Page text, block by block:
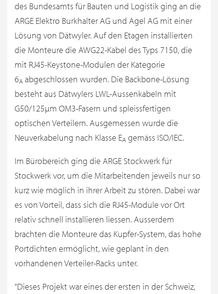
des Bundesamts für Bauten und Logistik ging an die
ARGE Elektro Burkhalter AG und Agel AG mit einer
Lösung von Dätwyler. Auf den Etagen installierten
die Monteure die AWG22-Kabel des Typs 7150, die
mit RJ45-Keystone-Modulen der Kategorie
6A abgeschlossen wurden. Die Backbone-Lösung
besteht aus Dätwylers LWL-Aussenkabeln mit
G50/125µm OM3-Fasern und spleissfertigen
optischen Verteilern. Ausgemessen wurde die
Neuverkabelung nach Klasse EA gemäss ISO/IEC.
Im Bürobereich ging die ARGE Stockwerk für
Stockwerk vor, um die Mitarbeitenden jeweils nur so
kurz wie möglich in ihrer Arbeit zu stören. Dabei war
es von Vorteil, dass sich die RJ45-Module vor Ort
relativ schnell installieren liessen. Ausserdem
brachten die Monteure das Kupfer-System, das hohe
Portdichten ermöglicht, wie geplant in den
vorhandenen Verteiler-Racks unter.
"Dieses Projekt war eines der ersten in der Schweiz,